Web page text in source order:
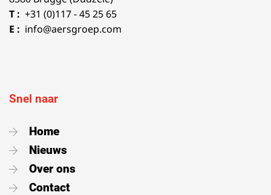
T : +31 (0)117 - 45 25 65
E : info@aersgroep.com
Snel naar
Home
Nieuws
Over ons
Contact